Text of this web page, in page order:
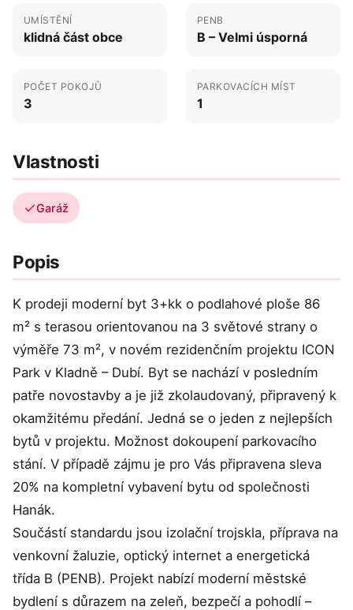
UMÍSTĚNÍ
klidná část obce
PENB
B – Velmi úsporná
POČET POKOJŮ
3
PARKOVACÍCH MÍST
1
Vlastnosti
Garáž
Popis
K prodeji moderní byt 3+kk o podlahové ploše 86
m² s terasou orientovanou na 3 světové strany o
výměře 73 m², v novém rezidenčním projektu ICON
Park v Kladně – Dubí. Byt se nachází v posledním
patře novostavby a je již zkolaudovaný, připravený k
okamžitému předání. Jedná se o jeden z nejlepších
bytů v projektu. Možnost dokoupení parkovacího
stání. V případě zájmu je pro Vás připravena sleva
20% na kompletní vybavení bytu od společnosti
Hanák.
Součástí standardu jsou izolační trojskla, příprava na
venkovní žaluzie, optický internet a energetická
třída B (PENB). Projekt nabízí moderní městské
bydlení s důrazem na zeleň, bezpečí a pohodlí –